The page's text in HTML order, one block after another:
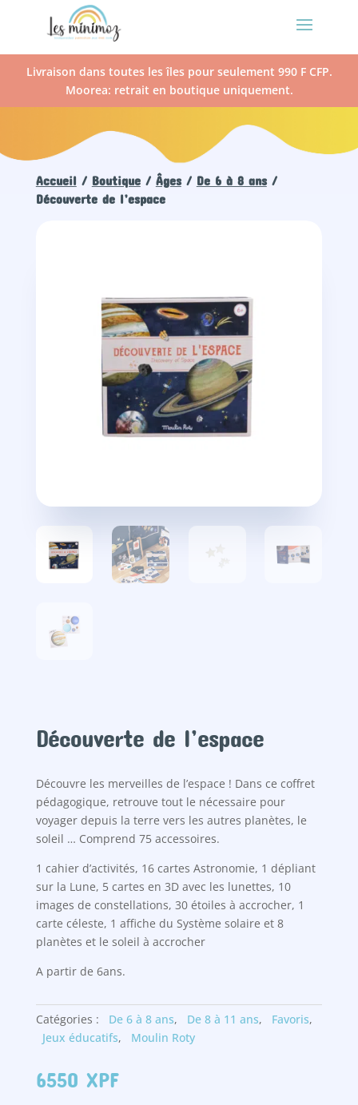
Livraison dans toutes les îles pour seulement 990 F CFP.
Moorea: retrait en boutique uniquement.
Accueil / Boutique/ Âges/ De 6 à 8 ans/
Découverte de l’espace
Découverte de l’espace
Découvre les merveilles de l’espace ! Dans ce coffret
pédagogique, retrouve tout le nécessaire pour
voyager depuis la terre vers les autres planètes, le
soleil … Comprend 75 accessoires.
1 cahier d’activités, 16 cartes Astronomie, 1 dépliant
sur la Lune, 5 cartes en 3D avec les lunettes, 10
images de constellations, 30 étoiles à accrocher, 1
carte céleste, 1 affiche du Système solaire et 8
planètes et le soleil à accrocher
A partir de 6ans.
Catégories : De 6 à 8 ans, De 8 à 11 ans, Favoris,
Jeux éducatifs, Moulin Roty
6550 XPF